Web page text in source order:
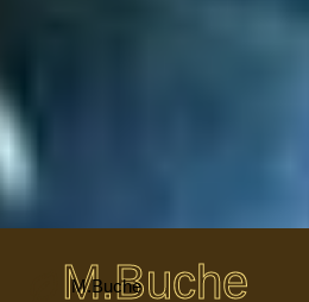
M.Buche
M.Buche